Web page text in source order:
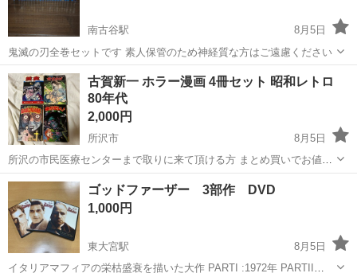
南古谷駅
8月5日
鬼滅の刃全巻セットです 素人保管のため神経質な方はご遠慮ください
埼玉 川越市 南古谷駅 マンガ、コミック、アニメ
古賀新一 ホラー漫画 4冊セット 昭和レトロ
80年代
2,000円
所沢市
8月5日
所沢の市民医療センターまで取りに来て頂ける方 まとめ買いでお値引
き可能です 是非他の商品もご覧下さい 古賀新一による怪奇ホラー漫画
の4冊セットです。独特の画風が際立つ、昭和レトロな貴重なコレクシ
ョンです。 -...
埼玉 所沢市 マンガ、コミック、アニメ
ゴッドファーザー 3部作 DVD
1,000円
東大宮駅
8月5日
イタリアマフィアの栄枯盛衰を描いた大作 PARTI :1972年 PARTII